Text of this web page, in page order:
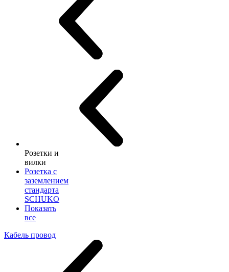
Розетки и
вилки
Розетка с
заземлением
стандарта
SCHUKO
Показать
все
Кабель провод